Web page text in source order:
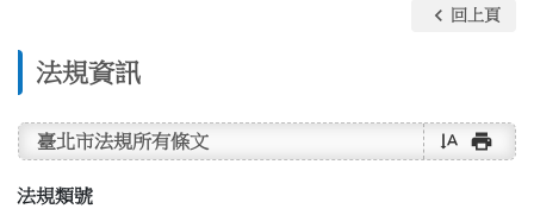
法規資訊
keyboard_arrow_left 回上頁
臺北市法規所有條文 text_rotate_vertical print
法規類號